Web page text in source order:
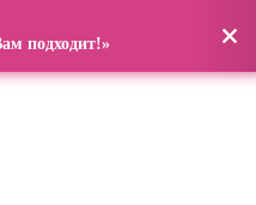
подходит!»